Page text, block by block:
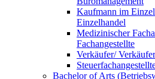
Kaufmann im
Einzelhandel
Medizinischer
Fachangestellte
Verkäufer/
Bachelor of Arts